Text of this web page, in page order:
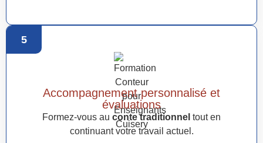
5
Accompagnement personnalisé et
évaluations
Formez-vous au conte traditionnel tout en
continuant votre travail actuel.